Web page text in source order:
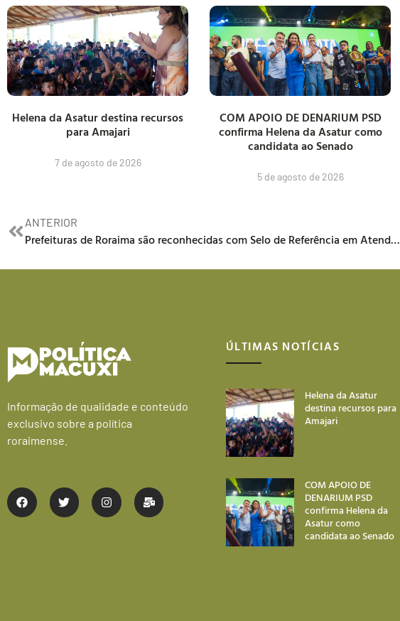
Helena da Asatur destina recursos
para Amajari
7 de agosto de 2026
COM APOIO DE DENARIUM PSD
confirma Helena da Asatur como
candidata ao Senado
5 de agosto de 2026
ANTERIOR
Prefeituras de Roraima são reconhecidas com Selo de Referência em Atendimento pelo Sebrae
Informação de qualidade e conteúdo
exclusivo sobre a política
roraimense.
ÚLTIMAS NOTÍCIAS
Helena da Asatur
destina recursos para
Amajari
COM APOIO DE
DENARIUM PSD
confirma Helena da
Asatur como
candidata ao Senado